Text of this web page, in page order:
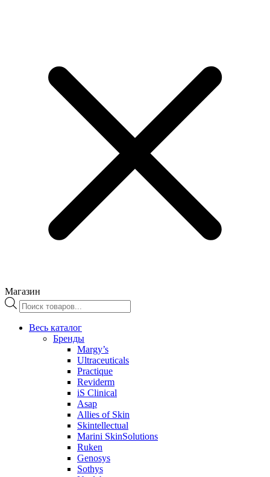
Магазин
Поиск
товаров
Весь каталог
Бренды
Margy’s
Ultraceuticals
Practique
Reviderm
iS Clinical
Asap
Allies of Skin
Skintellectual
Marini SkinSolutions
Ruken
Genosys
Sothys